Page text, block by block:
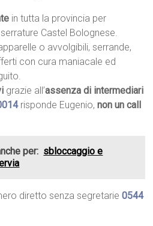
in tutta la provincia per
Castel Bolognese.
o avvolgibili, serrande,
con cura maniacale ed
grazie all’assenza di intermediari
risponde Eugenio,non un call
per: sbloccaggio e
diretto senza segretarie0544